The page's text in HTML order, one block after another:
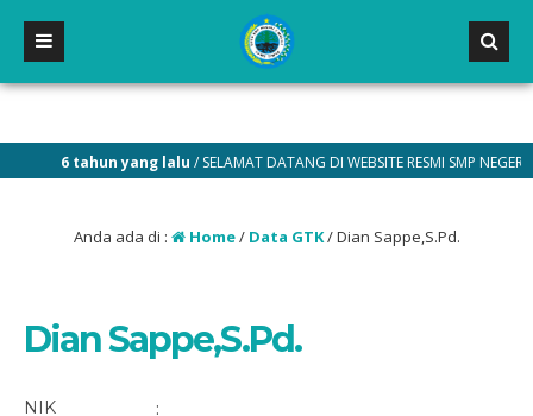
6 tahun yang lalu/ SELAMAT DATANG DI WEBSITE RESMI SMP NEGERI 2
Anda ada di : Home/ Data GTK/Dian Sappe,S.Pd.
Dian Sappe,S.Pd.
NIK :